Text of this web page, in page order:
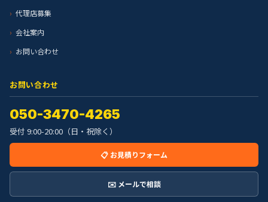
代理店募集
会社案内
お問い合わせ
お問い合わせ
050-3470-4265
受付 9:00-20:00（日・祝除く）
📋 お見積りフォーム
✉️ メールで相談